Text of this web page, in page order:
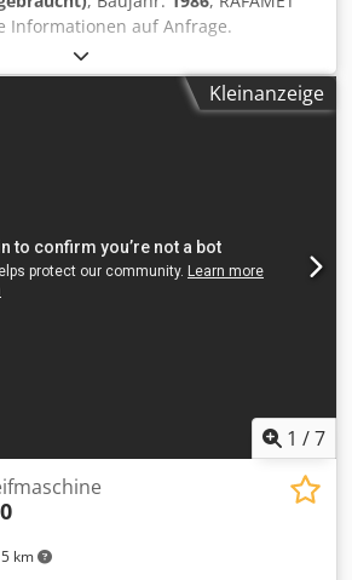
Informationen auf Anfrage.
Kleinanzeige
1 /7
km